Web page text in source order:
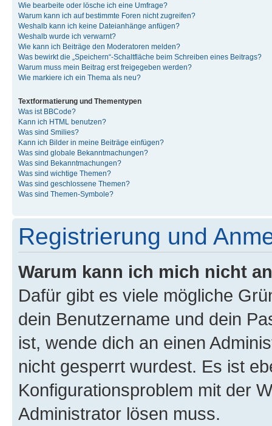
Wie bearbeite oder lösche ich eine Umfrage?
Warum kann ich auf bestimmte Foren nicht zugreifen?
Weshalb kann ich keine Dateianhänge anfügen?
Weshalb wurde ich verwarnt?
Wie kann ich Beiträge den Moderatoren melden?
Was bewirkt die „Speichern“-Schaltfläche beim Schreiben eines Beitrags?
Warum muss mein Beitrag erst freigegeben werden?
Wie markiere ich ein Thema als neu?
Textformatierung und Thementypen
Was ist BBCode?
Kann ich HTML benutzen?
Was sind Smilies?
Kann ich Bilder in meine Beiträge einfügen?
Was sind globale Bekanntmachungen?
Was sind Bekanntmachungen?
Was sind wichtige Themen?
Was sind geschlossene Themen?
Was sind Themen-Symbole?
Registrierung und
Warum kann ich mich nicht
Dafür gibt es viele mögliche
dein Benutzername und dein
ist, wende dich an einen
nicht gesperrt wurdest. Es ist
Konfigurationsproblem mit der
Administrator lösen muss.